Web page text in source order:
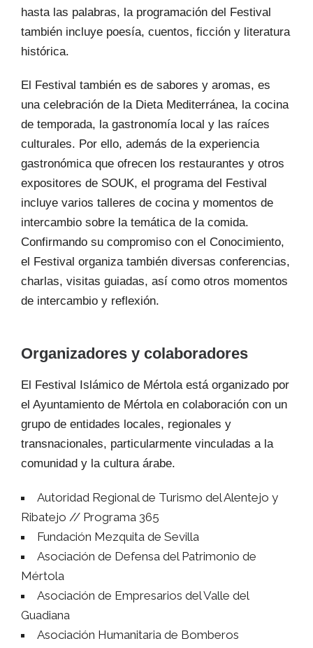
hasta las palabras, la programación del Festival
también incluye poesía, cuentos, ficción y literatura
histórica.
El Festival también es de sabores y aromas, es
una celebración de la Dieta Mediterránea, la cocina
de temporada, la gastronomía local y las raíces
culturales. Por ello, además de la experiencia
gastronómica que ofrecen los restaurantes y otros
expositores de SOUK, el programa del Festival
incluye varios talleres de cocina y momentos de
intercambio sobre la temática de la comida.
Confirmando su compromiso con el Conocimiento,
el Festival organiza también diversas conferencias,
charlas, visitas guiadas, así como otros momentos
de intercambio y reflexión.
Organizadores y colaboradores
El Festival Islámico de Mértola está organizado por
el Ayuntamiento de Mértola en colaboración con un
grupo de entidades locales, regionales y
transnacionales, particularmente vinculadas a la
comunidad y la cultura árabe.
Autoridad Regional de Turismo del Alentejo y
Ribatejo // Programa 365
Fundación Mezquita de Sevilla
Asociación de Defensa del Patrimonio de
Mértola
Asociación de Empresarios del Valle del
Guadiana
Asociación Humanitaria de Bomberos